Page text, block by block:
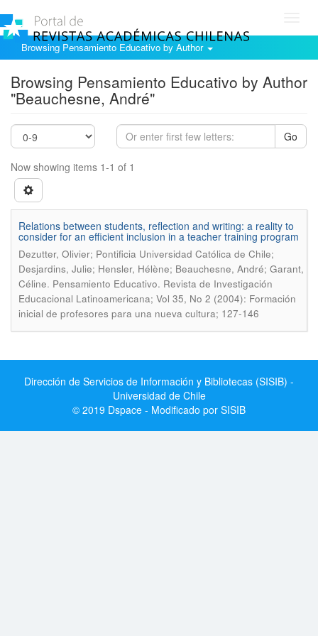
Browsing Pensamiento Educativo by Author
Browsing Pensamiento Educativo by Author
"Beauchesne, André"
Go
Now showing items 1-1 of 1
Relations between students, reflection and writing: a reality to
consider for an efficient inclusion in a teacher training program
Dezutter, Olivier; Pontificia Universidad Católica de Chile;
Desjardins, Julie; Hensler, Hélène; Beauchesne, André; Garant,
Céline. Pensamiento Educativo. Revista de Investigación
Educacional Latinoamericana; Vol 35, No 2 (2004): Formación
inicial de profesores para una nueva cultura; 127-146
Dirección de Servicios de Información y Bibliotecas (SISIB) -
Universidad de Chile
© 2019 Dspace - Modificado por SISIB